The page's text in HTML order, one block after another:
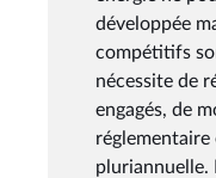
développée
compétitifs
nécessite de
engagés, de
pluriannuelle.